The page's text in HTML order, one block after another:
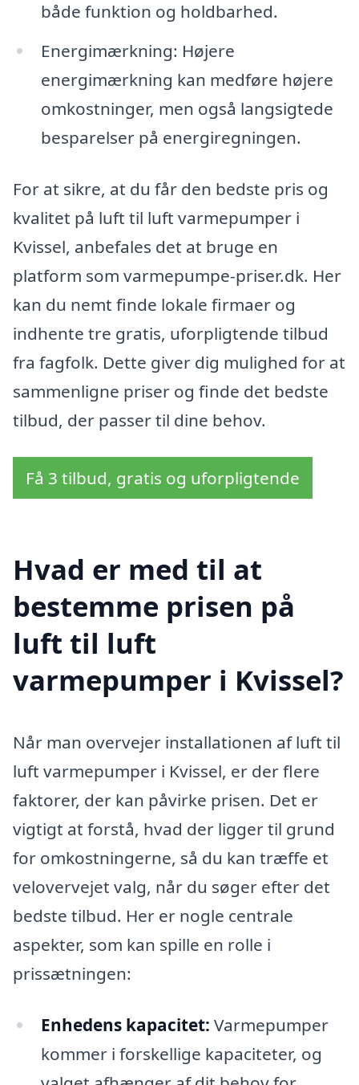
både funktion og holdbarhed.
Energimærkning: Højere
energimærkning kan medføre højere
omkostninger, men også langsigtede
besparelser på energiregningen.
For at sikre, at du får den bedste pris og
kvalitet på luft til luft varmepumper i
Kvissel, anbefales det at bruge en
platform som varmepumpe-priser.dk. Her
kan du nemt finde lokale firmaer og
indhente tre gratis, uforpligtende tilbud
fra fagfolk. Dette giver dig mulighed for at
sammenligne priser og finde det bedste
tilbud, der passer til dine behov.
Få 3 tilbud, gratis og uforpligtende
Hvad er med til at
bestemme prisen på
luft til luft
varmepumper i Kvissel?
Når man overvejer installationen af luft til
luft varmepumper i Kvissel, er der flere
faktorer, der kan påvirke prisen. Det er
vigtigt at forstå, hvad der ligger til grund
for omkostningerne, så du kan træffe et
velovervejet valg, når du søger efter det
bedste tilbud. Her er nogle centrale
aspekter, som kan spille en rolle i
prissætningen:
Enhedens kapacitet: Varmepumper
kommer i forskellige kapaciteter, og